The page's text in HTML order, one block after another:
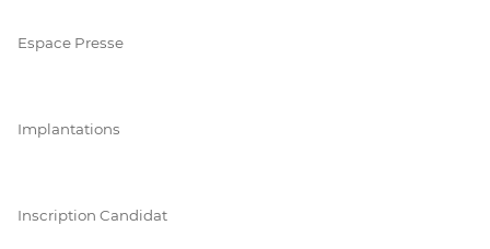
Espace Presse
Implantations
Inscription Candidat